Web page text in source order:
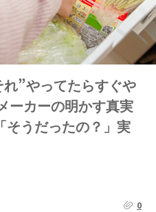
れ”やってたらすぐや
ーカーの明かす真実
うだったの？」実
0